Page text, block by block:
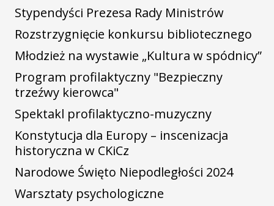
Stypendyści Prezesa Rady Ministrów
Rozstrzygnięcie konkursu bibliotecznego
Młodzież na wystawie „Kultura w spódnicy”
Program profilaktyczny "Bezpieczny
trzeźwy kierowca"
Spektakl profilaktyczno-muzyczny
Konstytucja dla Europy – inscenizacja
historyczna w CKiCz
Narodowe Święto Niepodległości 2024
Warsztaty psychologiczne